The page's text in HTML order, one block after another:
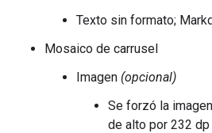
Texto sin formato;
Mosaico de carrusel
Imagen (opcional)
Se forzó la
de alto por 232 dp